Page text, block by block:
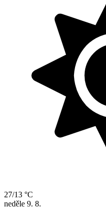
27/13 °C
neděle 9. 8.